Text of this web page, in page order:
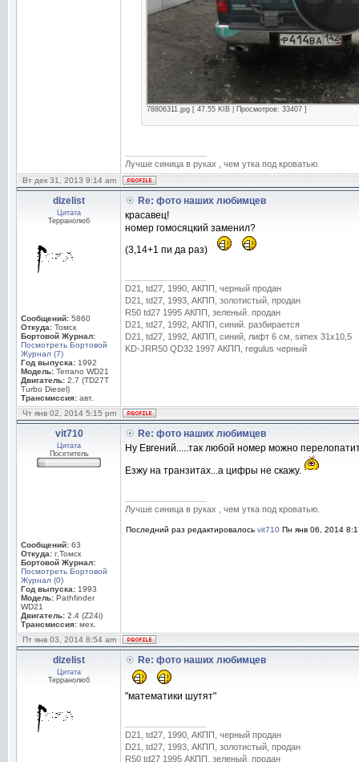
78806311.jpg [ 47.55 KIB | Просмотров: 33407 ]
Лучше синица в руках , чем утка под кроватью.
Вт дек 31, 2013 9:14 am
dizelist
Цитата
Терранолюб
Сообщений: 5860
Откуда: Томск
Бортовой Журнал:
Посмотреть Бортовой
Журнал (7)
Год выпуска: 1992
Модель: Terrano WD21
Двигатель: 2.7 (TD27T
Turbo Diesel)
Трансмиссия: авт.
Re: фото наших любимцев
красавец!
номер гомосяцкий заменил?
(3,14+1 пи да раз)
D21, td27, 1990, АКПП, черный продан
D21, td27, 1993, АКПП, золотистый, продан
R50 td27 1995 АКПП, зеленый. продан
D21, td27, 1992, АКПП, синий. разбирается
D21, td27, 1992, АКПП, синий, лифт 6 см, simex 31x10,5
KD-JRR50 QD32 1997 АКПП, regulus черный
Чт янв 02, 2014 5:15 pm
vit710
Цитата
Посетитель
Сообщений: 63
Откуда: г.Томск
Бортовой Журнал:
Посмотреть Бортовой
Журнал (0)
Год выпуска: 1993
Модель: Pathfinder
WD21
Двигатель: 2.4 (Z24i)
Трансмиссия: мех.
Re: фото наших любимцев
Ну Евгений.....так любой номер можно
Езжу на транзитах...а цифры не скажу.
Лучше синица в руках , чем утка под кроватью.
Последний раз редактировалось vit710 Пн янв 06, 2014
Пт янв 03, 2014 8:54 am
dizelist
Цитата
Терранолюб
Re: фото наших любимцев
"математики шутят"
D21, td27, 1990, АКПП, черный продан
D21, td27, 1993, АКПП, золотистый, продан
R50 td27 1995 АКПП, зеленый. продан